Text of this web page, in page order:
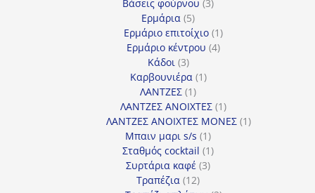
Βάσεις φούρνου 3
Ερμάρια 55
προϊόντα
Ερμάριο επιτοίχιο 11
προϊόν
Ερμάριο κέντρου 44
Κάδοι 33
προϊόντα
Καρβουνιέρα 11
ΛΑΝΤΖΕΣ 11
προϊόν
ΛΑΝΤΖΕΣ ΑΝΟΙΧΤΕΣ 11
προϊόν
ΛΑΝΤΖΕΣ ΑΝΟΙΧΤΕΣ ΜΟΝΕΣ 11
Μπαιν μαρι s/s 11
προϊόν
Σταθμός cocktail 11
Συρτάρια καφέ 33
Τραπέζια 1212